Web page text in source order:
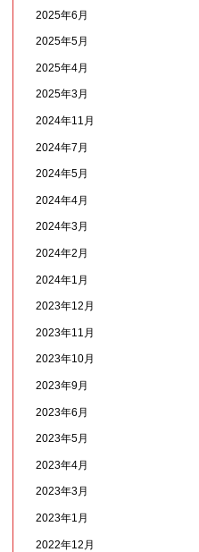
2025年6月
2025年5月
2025年4月
2025年3月
2024年11月
2024年7月
2024年5月
2024年4月
2024年3月
2024年2月
2024年1月
2023年12月
2023年11月
2023年10月
2023年9月
2023年6月
2023年5月
2023年4月
2023年3月
2023年1月
2022年12月